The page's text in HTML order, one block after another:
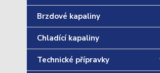
Brzdové kapaliny
Chladící kapaliny
Technické přípravky